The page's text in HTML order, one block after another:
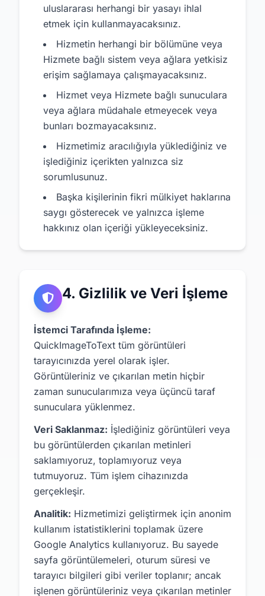
uluslararası herhangi bir yasayı ihlal
etmek için kullanmayacaksınız.
Hizmetin herhangi bir bölümüne veya
Hizmete bağlı sistem veya ağlara yetkisiz
erişim sağlamaya çalışmayacaksınız.
Hizmet veya Hizmete bağlı sunuculara
veya ağlara müdahale etmeyecek veya
bunları bozmayacaksınız.
Hizmetimiz aracılığıyla yüklediğiniz ve
işlediğiniz içerikten yalnızca siz
sorumlusunuz.
Başka kişilerinin fikri mülkiyet haklarına
saygı gösterecek ve yalnızca işleme
hakkınız olan içeriği yükleyeceksiniz.
4. Gizlilik ve Veri İşleme
İstemci Tarafında İşleme:
QuickImageToText tüm görüntüleri
tarayıcınızda yerel olarak işler.
Görüntüleriniz ve çıkarılan metin hiçbir
zaman sunucularımıza veya üçüncü taraf
sunuculara yüklenmez.
Veri Saklanmaz: İşlediğiniz görüntüleri veya
bu görüntülerden çıkarılan metinleri
saklamıyoruz, toplamıyoruz veya
tutmuyoruz. Tüm işlem cihazınızda
gerçekleşir.
Analitik: Hizmetimizi geliştirmek için anonim
kullanım istatistiklerini toplamak üzere
Google Analytics kullanıyoruz. Bu sayede
sayfa görüntülemeleri, oturum süresi ve
tarayıcı bilgileri gibi veriler toplanır; ancak
işlenen görüntüleriniz veya çıkarılan metinler